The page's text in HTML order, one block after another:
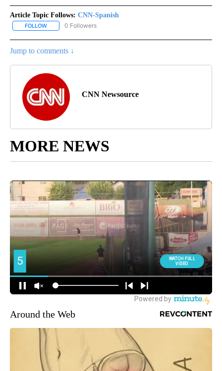
Article Topic Follows: CNN-Spanish
FOLLOW FOLLOW "CNN-SPANISH" TO RECEIVE NOTIFICATIONS ABOUT
0 Followers
Jump to comments ↓
CNN Newsource
MORE NEWS
Around the Web